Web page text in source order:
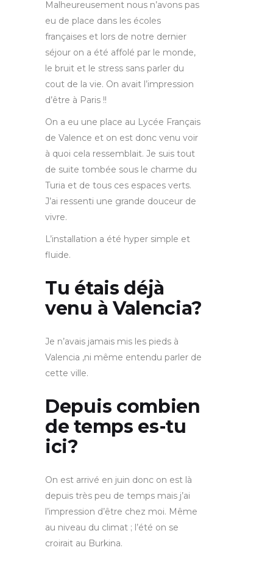
Malheureusement nous n’avons pas
eu de place dans les écoles
françaises et lors de notre dernier
séjour on a été affolé par le monde,
le bruit et le stress sans parler du
cout de la vie. On avait l’impression
d’être à Paris !!
On a eu une place au Lycée Français
de Valence et on est donc venu voir
à quoi cela ressemblait. Je suis tout
de suite tombée sous le charme du
Turia et de tous ces espaces verts.
J’ai ressenti une grande douceur de
vivre.
L’installation a été hyper simple et
fluide.
Tu étais déjà
venu à Valencia?
Je n’avais jamais mis les pieds à
Valencia ,ni même entendu parler de
cette ville.
Depuis combien
de temps es-tu
ici?
On est arrivé en juin donc on est là
depuis très peu de temps mais j’ai
l’impression d’être chez moi. Même
au niveau du climat ; l’été on se
croirait au Burkina.